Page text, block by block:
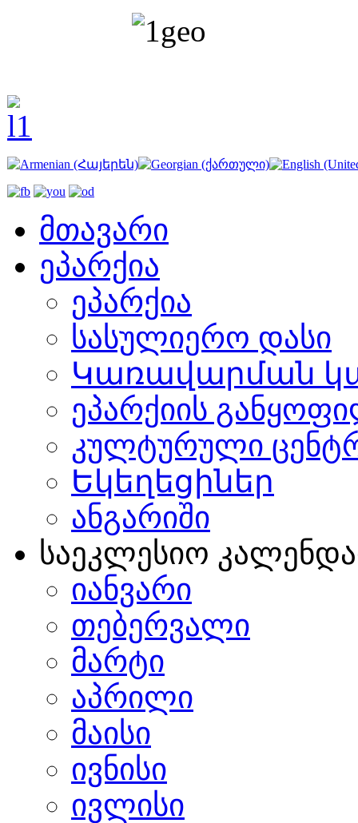
მთავარი
ეპარქია
ეპარქია
სასულიერო დასი
Կառավարման
ეპარქიის
კულტურული
Եկեղեցիներ
ანგარიში
საეკლესიო
იანვარი
თებერვალი
მარტი
აპრილი
მაისი
ივნისი
ივლისი